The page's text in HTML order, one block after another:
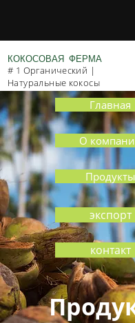
КОКОСОВАЯ ФЕРМА
# 1 Органический |
Натуральные кокосы
Главная
О
Продукты
экспорт
контакт